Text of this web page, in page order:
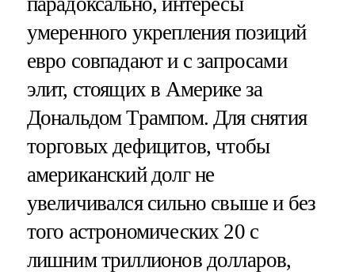
умеренного укрепления позиций
евро совпадают и с запросами
элит, стоящих в Америке за
Дональдом Трампом. Для снятия
торговых дефицитов, чтобы
американский долг не
увеличивался сильно свыше и без
того астрономических 20 с
лишним триллионов долларов,